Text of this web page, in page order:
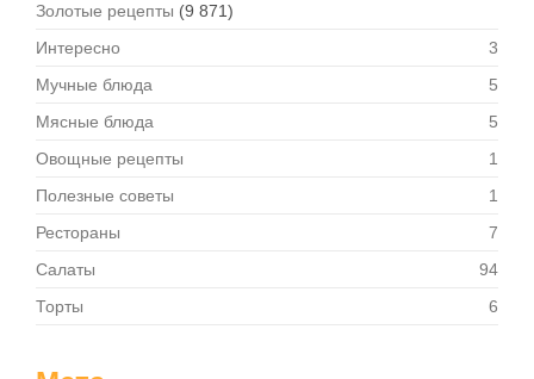
Золотые рецепты (9 871)
Интересно
3
Мучные блюда
5
Мясные блюда
5
Овощные рецепты
1
Полезные советы
1
Рестораны
7
Салаты
94
Торты
6